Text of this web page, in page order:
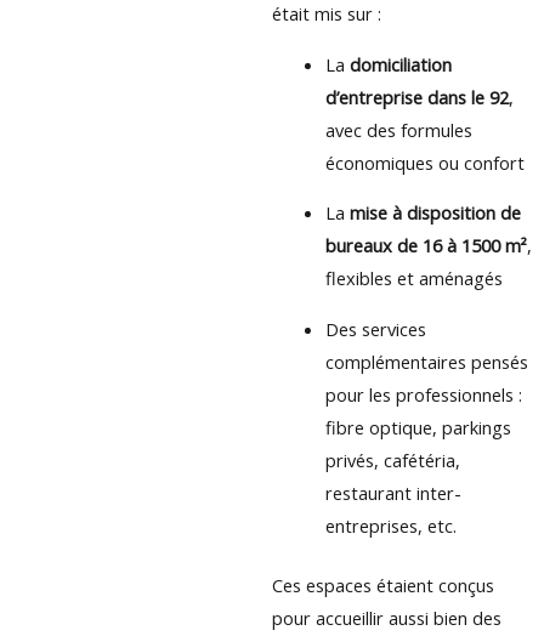
était mis sur :
La domiciliation
d’entreprise dans le 92,
avec des formules
économiques ou confort
La mise à disposition de
bureaux de 16 à 1500 m²,
flexibles et aménagés
Des services
complémentaires pensés
pour les professionnels :
fibre optique, parkings
privés, cafétéria,
restaurant inter-
entreprises, etc.
Ces espaces étaient conçus
pour accueillir aussi bien des